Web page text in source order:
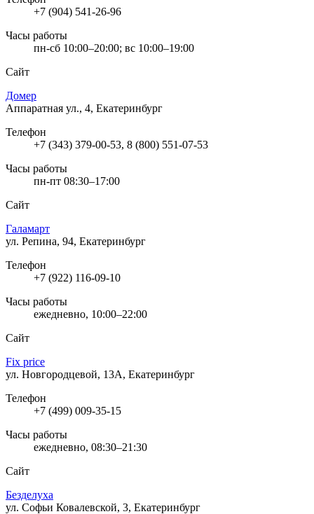
+7 (904) 541-26-96
Часы работы
пн-сб 10:00–20:00; вс 10:00–19:00
Сайт
Домер
Аппаратная ул., 4, Екатеринбург
Телефон
+7 (343) 379-00-53, 8 (800) 551-07-53
Часы работы
пн-пт 08:30–17:00
Сайт
Галамарт
ул. Репина, 94, Екатеринбург
Телефон
+7 (922) 116-09-10
Часы работы
ежедневно, 10:00–22:00
Сайт
Fix price
ул. Новгородцевой, 13А, Екатеринбург
Телефон
+7 (499) 009-35-15
Часы работы
ежедневно, 08:30–21:30
Сайт
Безделуха
ул. Софьи Ковалевской, 3, Екатеринбург